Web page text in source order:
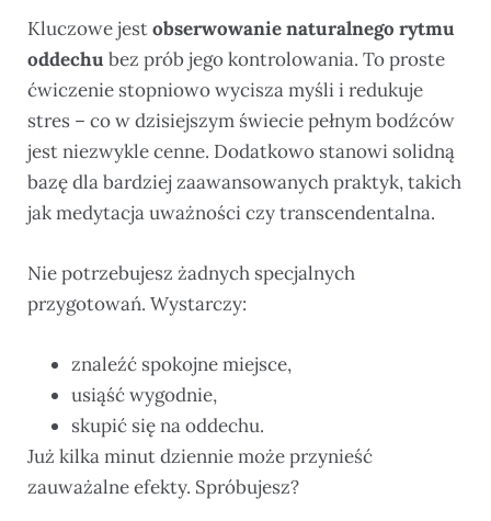
Kluczowe jestobserwowanie naturalnego rytmu
oddechu bez prób jego kontrolowania. To proste
ćwiczenie stopniowo wycisza myśli i redukuje
stres – co w dzisiejszym świecie pełnym bodźców
jest niezwykle cenne. Dodatkowo stanowi solidną
bazę dla bardziej zaawansowanych praktyk, takich
jak medytacja uważności czy transcendentalna.
Nie potrzebujesz żadnych specjalnych
przygotowań. Wystarczy:
znaleźć spokojne miejsce,
usiąść wygodnie,
skupić się na oddechu.
Już kilka minut dziennie może przynieść
zauważalne efekty. Spróbujesz?